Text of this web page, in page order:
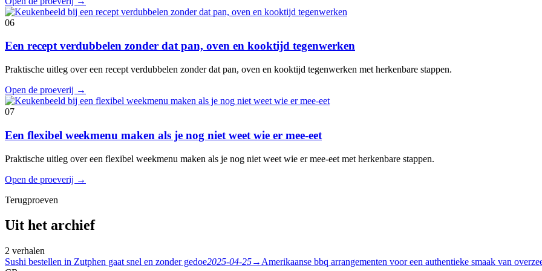
06
Een recept verdubbelen zonder dat pan, oven en kooktijd tegenwerken
Praktische uitleg over een recept verdubbelen zonder dat pan, oven en kooktijd tegenwerken met herkenbare stappen.
Open de proeverij →
07
Een flexibel weekmenu maken als je nog niet weet wie er mee-eet
Praktische uitleg over een flexibel weekmenu maken als je nog niet weet wie er mee-eet met herkenbare stappen.
Open de proeverij →
Terugproeven
Uit het archief
2 verhalen
Sushi bestellen in Zutphen gaat snel en zonder gedoe2025-04-25→ Amerikaanse bbq arrangementen voor een authentieke smaak van